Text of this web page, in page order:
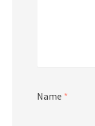
Name *